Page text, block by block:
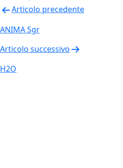
Articolo precedente
ANIMA Sgr
Articolo successivo
H2O